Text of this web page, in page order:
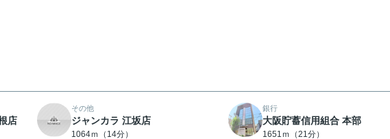
店
その他
ジャンカラ 江坂店
1064ｍ（14分）
銀行
大阪貯蓄信用組合 本部
1651ｍ（21分）